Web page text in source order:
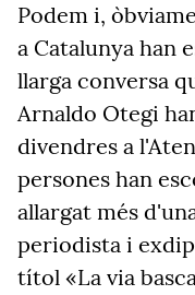
Podem i,
a Catalunya han
llarga conversa
Arnaldo Otegi
divendres a
persones han
allargat més
periodista i
títol «La via